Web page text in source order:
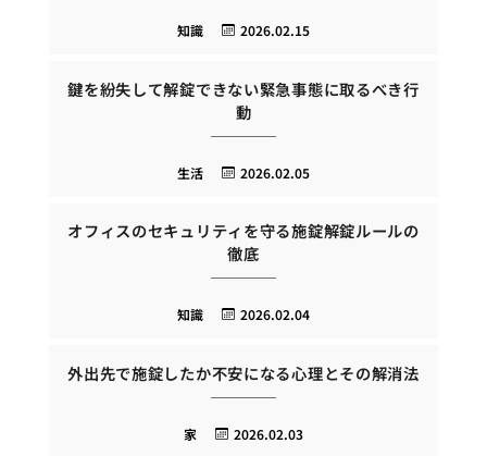
2026.02.15
知識
鍵を紛失して解錠できない緊急事態に取るべき行
動
2026.02.05
生活
オフィスのセキュリティを守る施錠解錠ルールの
徹底
2026.02.04
知識
外出先で施錠したか不安になる心理とその解消法
2026.02.03
家